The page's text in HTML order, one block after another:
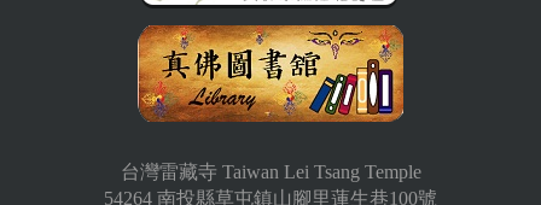
台灣雷藏寺 Taiwan Lei Tsang Temple
54264 南投縣草屯鎮山腳里蓮生巷100號